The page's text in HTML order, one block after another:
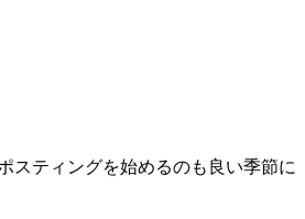
スティングを始めるのも良い季節に